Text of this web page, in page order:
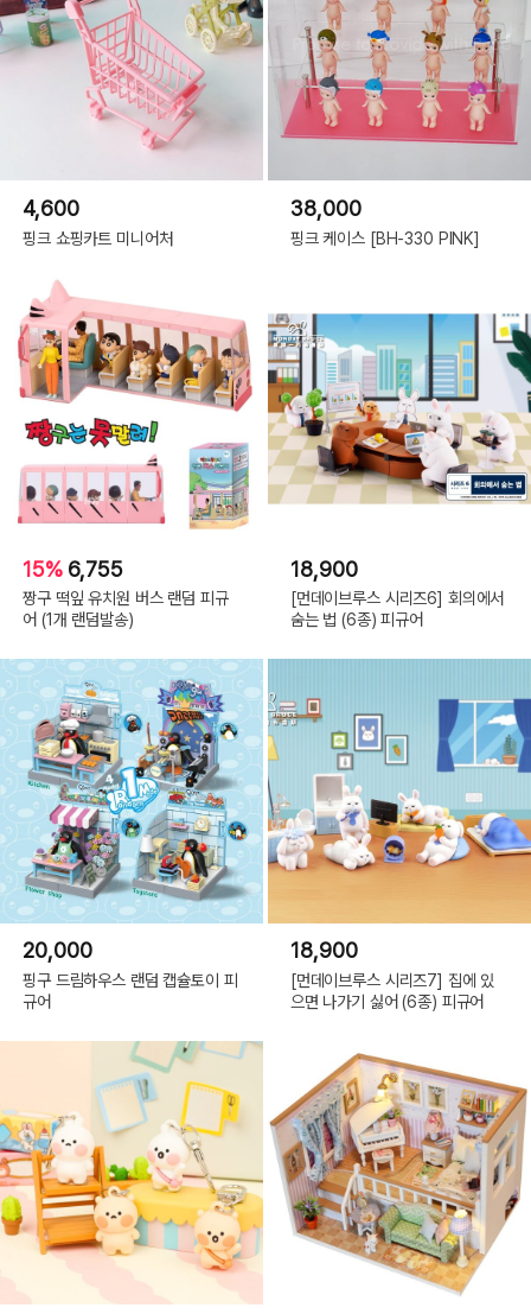
4,600
핑크 쇼핑카트 미니어처
38,000
핑크 케이스 [BH-330 PINK]
15% 6,755
짱구 떡잎 유치원 버스 랜덤 피규
어 (1개 랜덤발송)
18,900
[먼데이브루스 시리즈6] 회의에서
숨는 법 (6종) 피규어
20,000
핑구 드림하우스 랜덤 캡슐토이 피
규어
18,900
[먼데이브루스 시리즈7] 집에 있
으면 나가기 싫어 (6종) 피규어